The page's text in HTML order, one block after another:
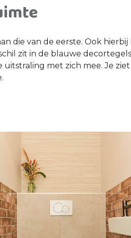
die van de eerste. Ook
zit in de blauwe
met zich mee. Je